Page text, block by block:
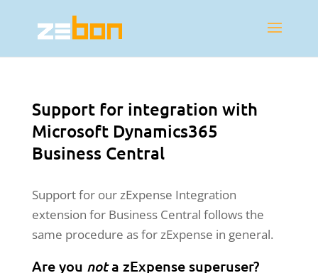
Support for integration with
Microsoft Dynamics365
Business Central
Support for our zExpense Integration
extension for Business Central follows the
same procedure as for zExpense in general.
Are you nota zExpense superuser?